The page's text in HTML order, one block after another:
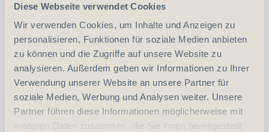
Diese Webseite verwendet Cookies
Wir verwenden Cookies, um Inhalte und Anzeigen zu
personalisieren, Funktionen für soziale Medien anbieten
zu können und die Zugriffe auf unsere Website zu
analysieren. Außerdem geben wir Informationen zu Ihrer
Verwendung unserer Website an unsere Partner für
soziale Medien, Werbung und Analysen weiter. Unsere
Partner führen diese Informationen möglicherweise mit
weiteren Daten zusammen, die Sie ihnen bereitgestellt
vergleichen
- +
In den Warenkorb